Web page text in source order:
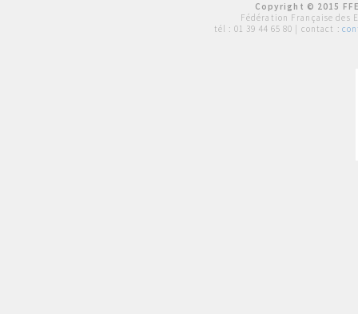
Copyright © 2015
Fédération Française des
tél : 01 39 44 65 80 | contact :